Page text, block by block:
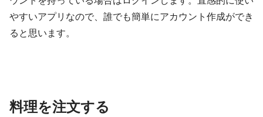
やすいアプリなので、誰でも簡単にアカウント作成ができ
ると思います。
料理を注文する